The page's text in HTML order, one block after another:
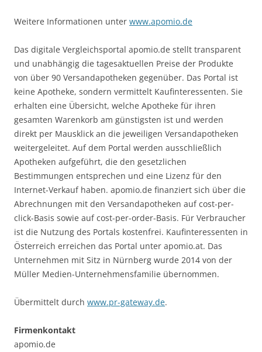
Weitere Informationen unter www.apomio.de
Das digitale Vergleichsportal apomio.de stellt transparent
und unabhängig die tagesaktuellen Preise der Produkte
von über 90 Versandapotheken gegenüber. Das Portal ist
keine Apotheke, sondern vermittelt Kaufinteressenten. Sie
erhalten eine Übersicht, welche Apotheke für ihren
gesamten Warenkorb am günstigsten ist und werden
direkt per Mausklick an die jeweiligen Versandapotheken
weitergeleitet. Auf dem Portal werden ausschließlich
Apotheken aufgeführt, die den gesetzlichen
Bestimmungen entsprechen und eine Lizenz für den
Internet-Verkauf haben. apomio.de finanziert sich über die
Abrechnungen mit den Versandapotheken auf cost-per-
click-Basis sowie auf cost-per-order-Basis. Für Verbraucher
ist die Nutzung des Portals kostenfrei. Kaufinteressenten in
Österreich erreichen das Portal unter apomio.at. Das
Unternehmen mit Sitz in Nürnberg wurde 2014 von der
Müller Medien-Unternehmensfamilie übernommen.
Übermittelt durch www.pr-gateway.de.
Firmenkontakt
apomio.de